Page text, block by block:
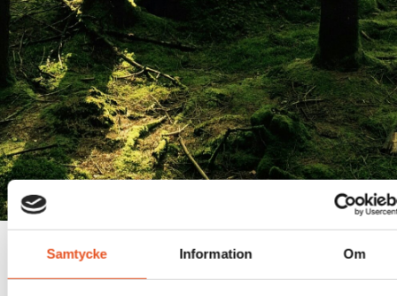
Samtycke Information Om
För en hållbar industri
Vi på Nova Industri är måna om vår påverkan på miljön och
dess aktuella utmaningar. För att möta framtidens